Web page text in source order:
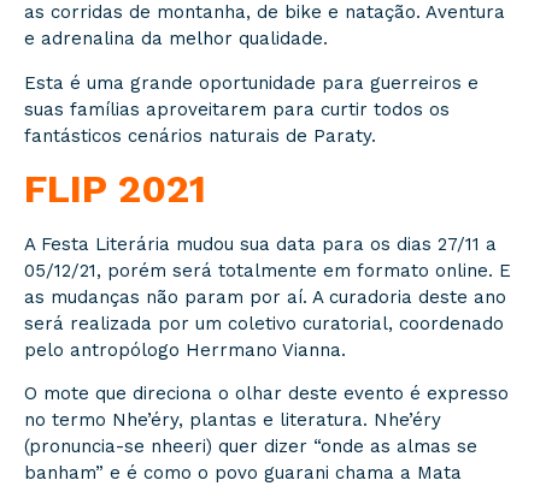
as corridas de montanha, de bike e natação. Aventura
e adrenalina da melhor qualidade.
Esta é uma grande oportunidade para guerreiros e
suas famílias aproveitarem para curtir todos os
fantásticos cenários naturais de Paraty.
FLIP 2021
A Festa Literária mudou sua data para os dias 27/11 a
05/12/21, porém será totalmente em formato online. E
as mudanças não param por aí. A curadoria deste ano
será realizada por um coletivo curatorial, coordenado
pelo antropólogo Herrmano Vianna.
O mote que direciona o olhar deste evento é expresso
no termo Nhe’éry, plantas e literatura. Nhe’éry
(pronuncia-se nheeri) quer dizer “onde as almas se
banham” e é como o povo guarani chama a Mata